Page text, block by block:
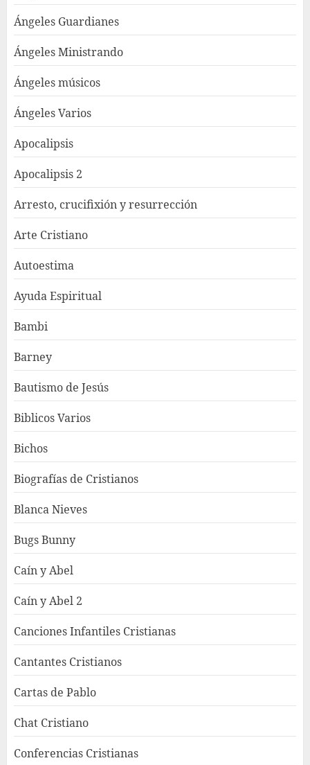
Ángeles Guardianes
Ángeles Ministrando
Ángeles músicos
Ángeles Varios
Apocalipsis
Apocalipsis 2
Arresto, crucifixión y resurrección
Arte Cristiano
Autoestima
Ayuda Espiritual
Bambi
Barney
Bautismo de Jesús
Biblicos Varios
Bichos
Biografías de Cristianos
Blanca Nieves
Bugs Bunny
Caín y Abel
Caín y Abel 2
Canciones Infantiles Cristianas
Cantantes Cristianos
Cartas de Pablo
Chat Cristiano
Conferencias Cristianas